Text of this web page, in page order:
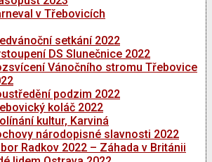
v Třebovicích
setkání 2022
DS Slunečnice 2022
Vánočního stromu Třebovice
podzim 2022
koláč 2022
kultur, Karviná
národopisné slavnosti 2022
Radkov 2022 – Záhada v Británii